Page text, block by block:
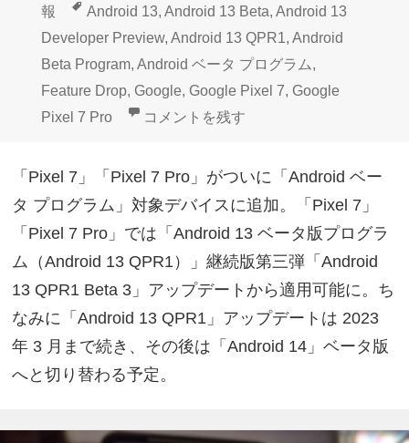
日:
成
者
テ
ゴ
リ
ー
報
タ
グ
Android 13, Android 13 Beta, Android 13
Developer Preview, Android 13 QPR1, Android
Beta Program, Android ベータ プログラム,
Feature Drop, Google, Google Pixel 7, Google
Pixel 7 Pro
「Pixel 7/7 Pro」Androidベータプログ
コメントを残す
「Pixel 7」「Pixel 7 Pro」がついに「Android ベー
タ プログラム」対象デバイスに追加。「Pixel 7」
「Pixel 7 Pro」では「Android 13 ベータ版プログラ
ム（Android 13 QPR1）」継続版第三弾「Android
13 QPR1 Beta 3」アップデートから適用可能に。ち
なみに「Android 13 QPR1」アップデートは 2023
年 3 月まで続き、その後は「Android 14」ベータ版
へと切り替わる予定。